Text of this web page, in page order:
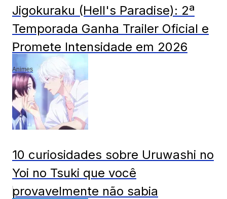
Jigokuraku (Hell's Paradise): 2ª
Temporada Ganha Trailer Oficial e
Promete Intensidade em 2026
Animes
10 curiosidades sobre Uruwashi no
Yoi no Tsuki que você
provavelmente não sabia